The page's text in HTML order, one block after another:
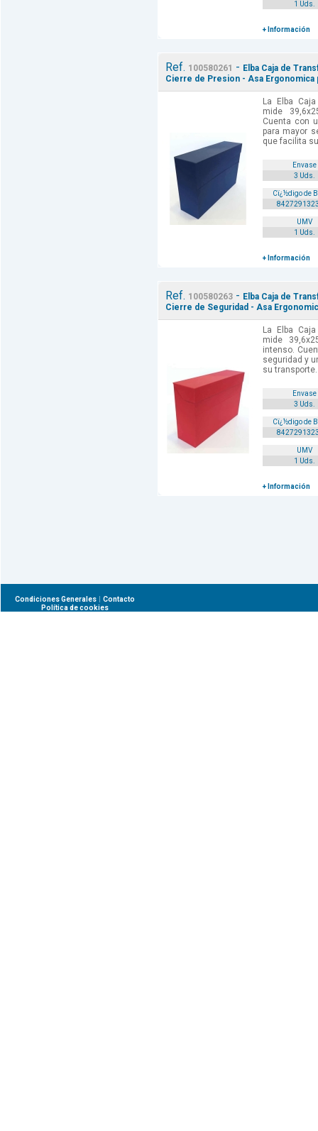
1 Uds.
+ Información
Ref. 100580261 - Elba Caja de
Cierre de Presion - Asa Ergonomica
La Elba
mide
Cuenta con
para mayor
que facilita
Envase
3 Uds.
Cï¿½digo de
UMV
1 Uds.
+ Información
Ref. 100580263 - Elba Caja de
Cierre de Seguridad - Asa
La Elba
mide
intenso.
seguridad y
su transporte.
Envase
3 Uds.
Cï¿½digo de
UMV
1 Uds.
+ Información
Condiciones Generales | Contacto
Política de cookies